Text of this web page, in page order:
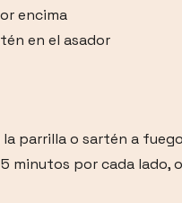
encima
en el asador
parrilla o sartén a
minutos por cada lado,